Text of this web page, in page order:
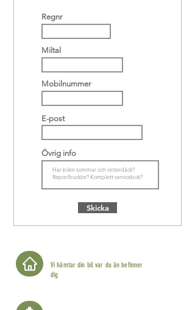
Regnr
Miltal
Mobilnummer
E-post
Övrig info
Skicka
Vi hämtar din bil var du än befinner
dig